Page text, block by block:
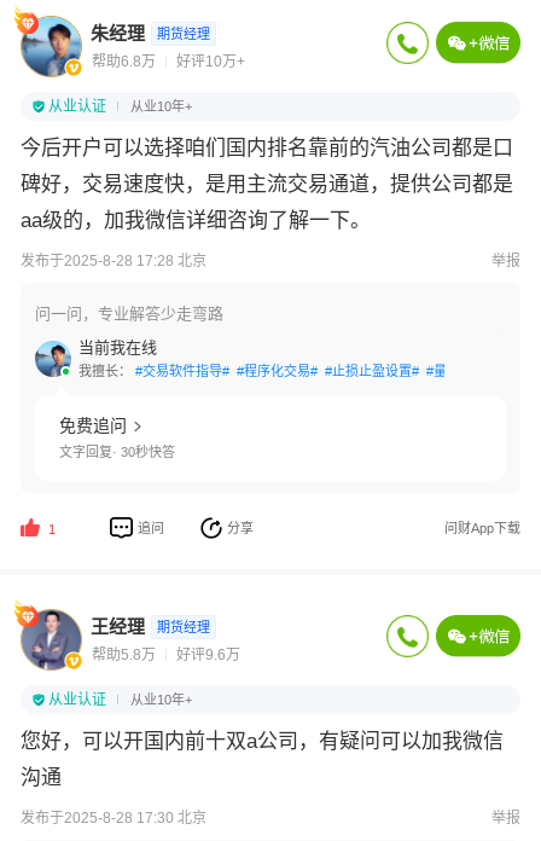
朱经理 期货经理
帮助6.8万 好评10万+
从业认证 从业10年+
今后开户可以选择咱们国内排名靠前的汽油公司都是口
碑好，交易速度快，是用主流交易通道，提供公司都是
aa级的，加我微信详细咨询了解一下。
发布于2025-8-28 17:28 北京 举报
问一问，专业解答少走弯路
当前我在线
我擅长： #交易软件指导# #程序化交易# #止损止盈设置# #量化交易#
免费追问
文字回复· 30秒快答
1 追问 分享 问财App下载
王经理 期货经理
帮助5.8万 好评9.6万
从业认证 从业10年+
您好，可以开国内前十双a公司，有疑问可以加我微信
沟通
发布于2025-8-28 17:30 北京 举报